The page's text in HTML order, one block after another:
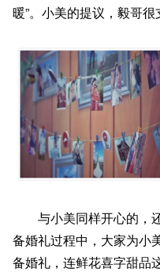
暖”。小美的提议，毅哥很
与小美同样开心的，
备婚礼过程中，大家为小
备婚礼，连鲜花喜字甜品